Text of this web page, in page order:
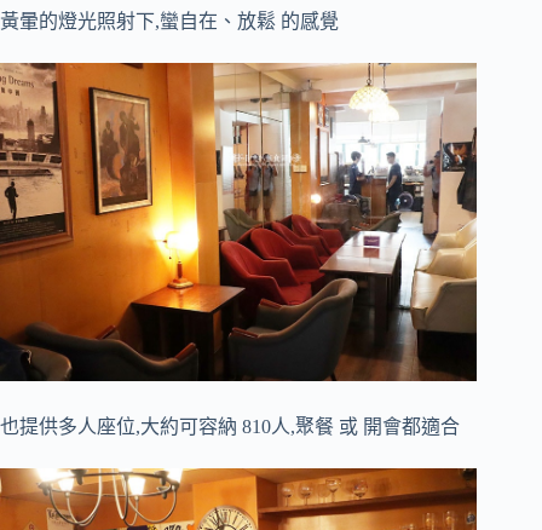
黃暈的燈光照射下,蠻自在、放鬆 的感覺
也提供多人座位,大約可容納 810人,聚餐 或 開會都適合